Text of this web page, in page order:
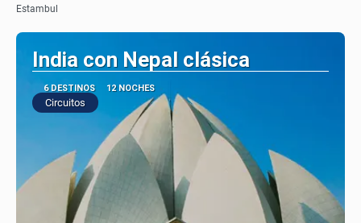
Estambul
India con Nepal clásica
6 DESTINOS 12 NOCHES
Circuitos